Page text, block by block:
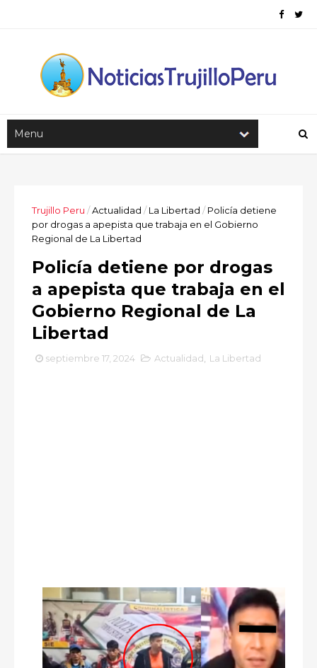
Trujillo Peru /Actualidad / La Libertad / Policía detiene
por drogas a apepista que trabaja en el Gobierno
Regional de La Libertad
Policía detiene por drogas
a apepista que trabaja en el
Gobierno Regional de La
Libertad
septiembre 17, 2024 Actualidad La Libertad